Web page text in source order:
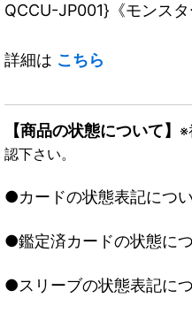
QCCU-JP001}《モンスタ
詳細は こちら
【商品の状態について】 ※
認下さい。
●カードの状態表記につ
●鑑定済カードの状態に
●スリーブの状態表記に